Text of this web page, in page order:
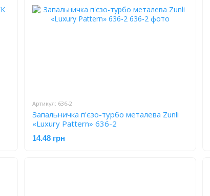
Артикул: 636-2
Запальничка п'єзо-турбо металева Zunli
«Luxury Pattern» 636-2
14.48 грн